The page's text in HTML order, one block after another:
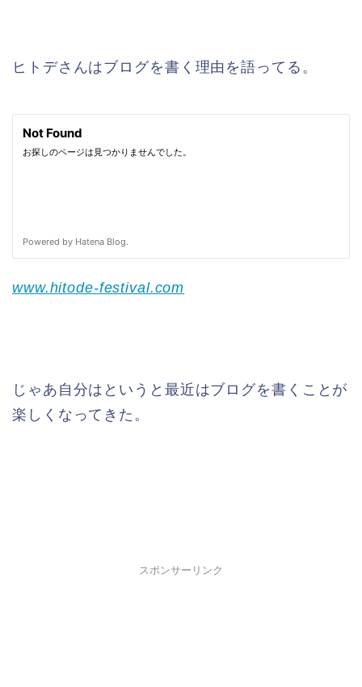
ヒトデさんはブログを書く理由を語ってる。
www.hitode-festival.com
じゃあ自分はというと最近はブログを書くことが
楽しくなってきた。
スポンサーリンク